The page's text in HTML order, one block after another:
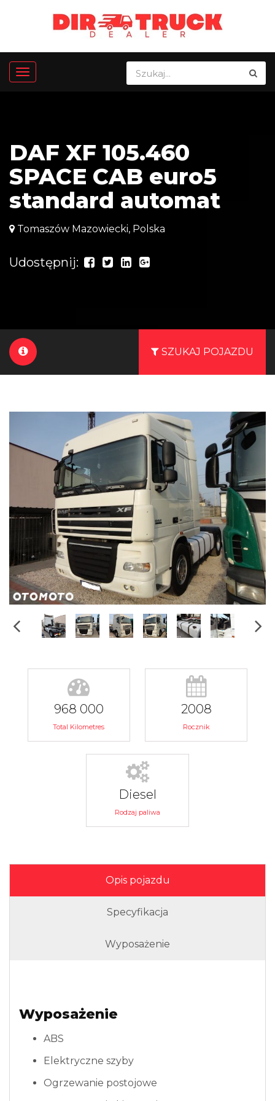
DAF XF 105.460
SPACE CAB euro5
standard automat
Tomaszów Mazowiecki, Polska
Udostępnij:
SZUKAJ POJAZDU
968 000
Total Kilometres
2008
Rocznik
Diesel
Rodzaj paliwa
Opis pojazdu
Specyfikacja
Wyposażenie
Wyposażenie
ABS
Elektryczne szyby
Ogrzewanie postojowe